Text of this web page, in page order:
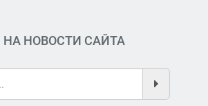
НОВОСТИ САЙТА